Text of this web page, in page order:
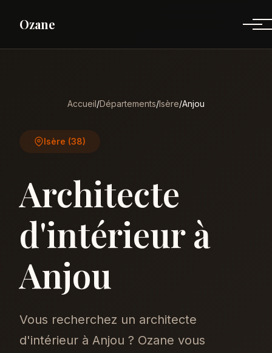
Ozane
Accueil/Départements/Isère/Anjou
Isère (38)
Architecte
d'intérieur à
Anjou
Vous recherchez un architecte
d'intérieur à Anjou ? Ozane vous